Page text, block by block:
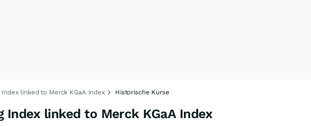
Index linked to Merck KGaA Index Historische Kurse
Index linked to Merck KGaA Index